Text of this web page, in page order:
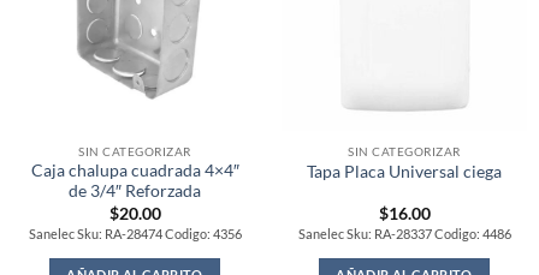
SIN CATEGORIZAR
Caja chalupa cuadrada 4×4″
de 3/4″ Reforzada
$20.00
Sanelec Sku: RA-28474 Codigo: 4356
SIN CATEGORIZAR
Tapa Placa Universal ciega
$16.00
Sanelec Sku: RA-28337 Codigo: 4486